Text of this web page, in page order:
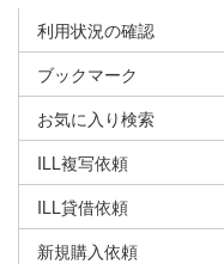
利用状況の確認
ブックマーク
お気に入り検索
ILL複写依頼
ILL貸借依頼
新規購入依頼